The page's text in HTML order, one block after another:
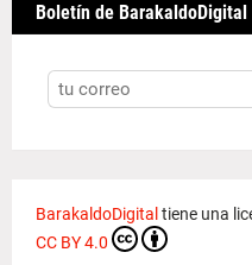
Boletín de BarakaldoDigital
BarakaldoDigital tiene una
CC BY 4.0